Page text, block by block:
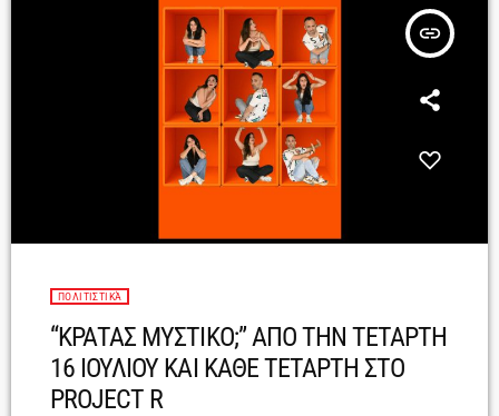
insert_link
ΠΟΛΙΤΙΣΤΙΚΆ
“ΚΡΑΤΑΣ ΜΥΣΤΙΚΟ;” ΑΠΟ ΤΗΝ ΤΕΤΑΡΤΗ
16 ΙΟΥΛΙΟΥ ΚΑΙ ΚΑΘΕ ΤΕΤΑΡΤΗ ΣΤΟ
PROJECT R